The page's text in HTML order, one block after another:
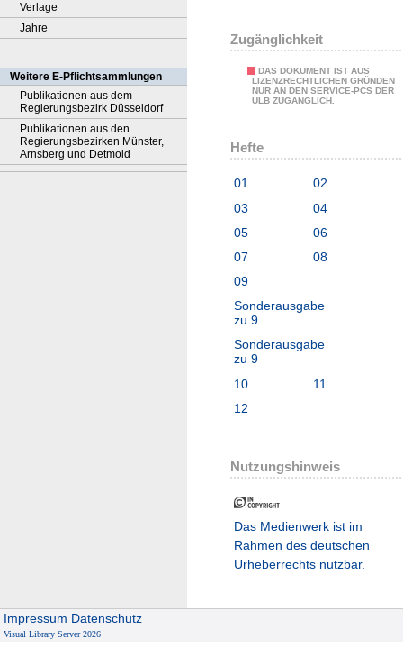
Verlage
Jahre
Weitere E-Pflichtsammlungen
Publikationen aus dem
Regierungsbezirk Düsseldorf
Publikationen aus den
Regierungsbezirken Münster,
Arnsberg und Detmold
Zugänglichkeit
DAS DOKUMENT IST AUS
LIZENZRECHTLICHEN GRÜNDEN
NUR AN DEN SERVICE-PCS DER
ULB ZUGÄNGLICH.
Hefte
01
02
03
04
05
06
07
08
09
Sonderausgabe
zu 9
Sonderausgabe
zu 9
10
11
12
Nutzungshinweis
Das Medienwerk ist im
Rahmen des deutschen
Urheberrechts nutzbar.
Impressum Datenschutz
Visual Library Server 2026